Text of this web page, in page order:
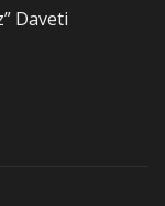
Daveti